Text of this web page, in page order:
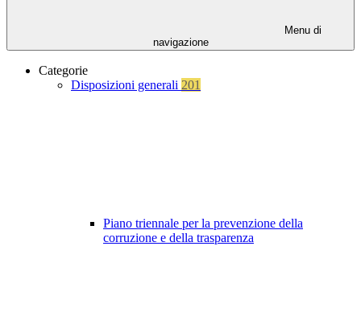
Menu di
navigazione
Categorie
Disposizioni generali 201
Piano triennale per la prevenzione della
corruzione e della trasparenza